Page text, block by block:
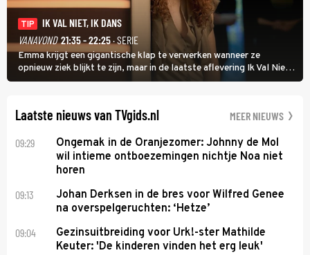
TIP
IK VAL NIET, IK DANS
VANAVOND 21:35 - 22:25· SERIE
Emma krijgt een gigantische klap te verwerken wanneer ze
opnieuw ziek blijkt te zijn, maar in de laatste aflevering Ik Val Niet,
Ik Dans laat ze zien dat ze niet van plan is op te geven, zelfs als ze
Laatste nieuws van TVgids.nl MEER NIEUWS
09:29
Ongemak in de Oranjezomer: Johnny de Mol
wil intieme ontboezemingen nichtje Noa niet
horen
09:13
Johan Derksen in de bres voor Wilfred Genee
na overspelgeruchten: ‘Hetze’
09:04
Gezinsuitbreiding voor Urk!-ster Mathilde
Keuter: 'De kinderen vinden het erg leuk'